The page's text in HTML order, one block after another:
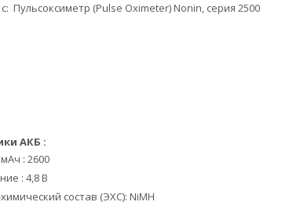
Пульсоксиметр (Pulse Oximeter) Nonin, серия 2500
АКБ :
: 2600
: 4,8 В
состав (ЭХС): NiMH